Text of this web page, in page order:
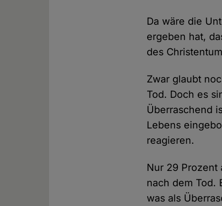
Da wäre die
ergeben hat,
des
Zwar glaubt
Tod. Doch es
Überraschend
Lebens
reagieren.
Nur 29 Prozent
nach dem Tod.
was als